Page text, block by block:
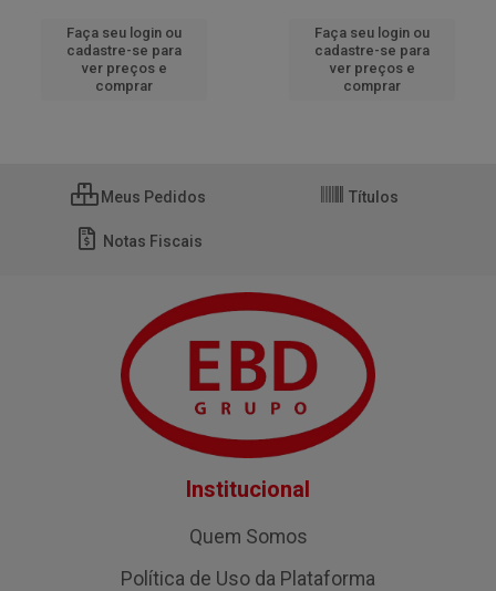
Faça seu login ou
cadastre-se para
ver preços e
comprar
Faça seu login ou
cadastre-se para
ver preços e
comprar
Meus Pedidos Títulos
Notas Fiscais
Institucional
Quem Somos
Política de Uso da Plataforma